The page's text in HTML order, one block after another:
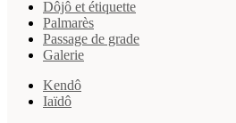
Dôjô et étiquette
Palmarès
Passage de grade
Galerie
Kendô
Iaïdô